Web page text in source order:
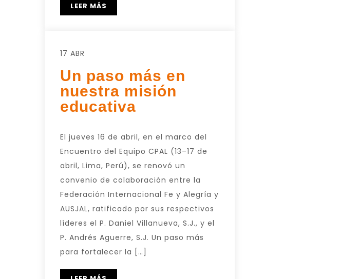
LEER MÁS
17 ABR
Un paso más en
nuestra misión
educativa
El jueves 16 de abril, en el marco del
Encuentro del Equipo CPAL (13–17 de
abril, Lima, Perú), se renovó un
convenio de colaboración entre la
Federación Internacional Fe y Alegría y
AUSJAL, ratificado por sus respectivos
líderes el P. Daniel Villanueva, S.J., y el
P. Andrés Aguerre, S.J. Un paso más
para fortalecer la […]